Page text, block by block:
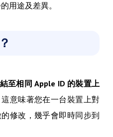
用途及差異。
至相同 Apple ID 的裝置上
意味著您在一台裝置上對
修改，幾乎會即時同步到